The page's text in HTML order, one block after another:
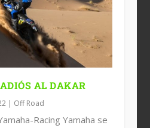
AL DAKAR
| Off Road
Racing Yamaha se